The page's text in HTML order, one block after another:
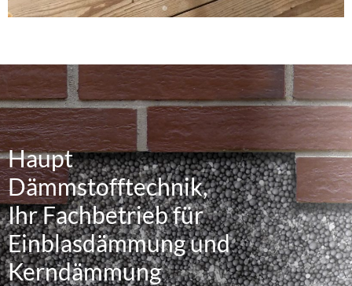
Haupt
Dämmstofftechnik,
Ihr Fachbetrieb für
Einblasdämmung und
Kerndämmung